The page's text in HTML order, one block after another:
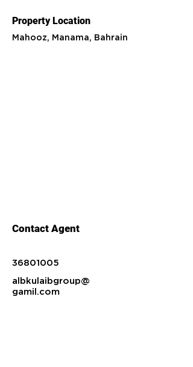
Property Location
Mahooz, Manama, Bahrain
Contact Agent
36801005
albkulaibgroup@
gamil.com